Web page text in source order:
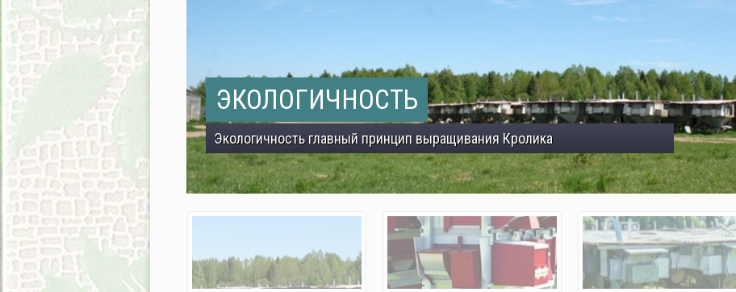
ЭКОЛОГИЧНОСТЬ
Экологичность главный принцип выращивания Кролика